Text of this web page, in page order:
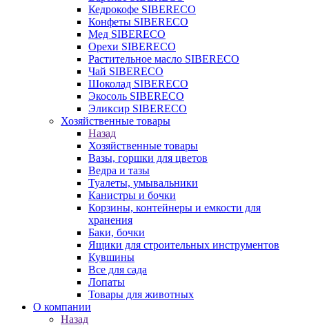
Кедрокофе SIBERECO
Конфеты SIBERECO
Мед SIBERECO
Орехи SIBERECO
Растительное масло SIBERECO
Чай SIBERECO
Шоколад SIBERECO
Экосоль SIBERECO
Эликсир SIBERECO
Хозяйственные товары
Назад
Хозяйственные товары
Вазы, горшки для цветов
Ведра и тазы
Туалеты, умывальники
Канистры и бочки
Корзины, контейнеры и емкости для
хранения
Баки, бочки
Ящики для строительных инструментов
Кувшины
Все для сада
Лопаты
Товары для животных
О компании
Назад